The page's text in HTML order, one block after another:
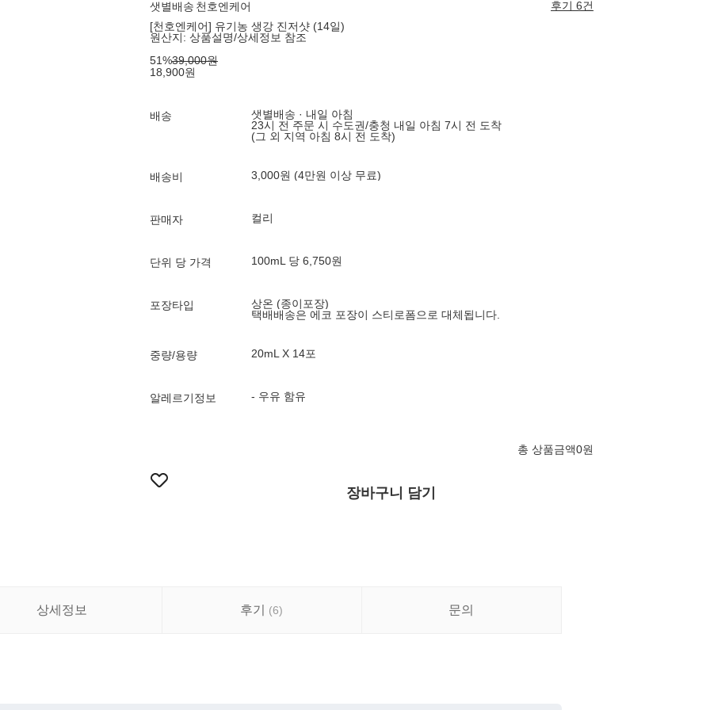
샛별배송 천호엔케어
후기 6건
[천호엔케어] 유기농 생강 진저샷 (14일)
원산지: 상품설명/상세정보 참조
51%39,000원
18,900원
배송
샛별배송 · 내일 아침
23시 전 주문 시 수도권/충청 내일 아침 7시 전 도착
(그 외 지역 아침 8시 전 도착)
배송비 3,000원 (4만원 이상 무료)
판매자 컬리
단위 당 가격 100mL 당 6,750원
포장타입
상온 (종이포장)
택배배송은 에코 포장이 스티로폼으로 대체됩니다.
중량/용량 20mL X 14포
알레르기정보 - 우유 함유
총 상품금액0원
장바구니 담기
상세정보 후기 (6) 문의